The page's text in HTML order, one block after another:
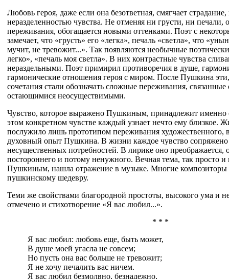
Любовь героя, даже если она безответная, смягчает
неразделенностью чувства. Не отменяя ни грусти, ни печали,
переживания, обогащается новыми оттенками. Поэт с
замечает, что «грусть» его «легка», печаль «светла», что
мучит, не тревожит...». Так появляются необычные
легко», «печаль моя светла». В них контрастные чувства
нераздельными. Поэт примирил противоречия в душе,
гармонические отношения героя с миром. После Пушкина
сочетания стали обозначать сложные переживания,
остающимися неосуществимыми.
Чувство, которое выражено Пушкиным, принадлежит именно
этом конкретном чувстве каждый узнает нечто ему близкое.
послужило лишь прототипом переживания художественного,
духовный опыт Пушкина. В жизни каждое чувство сопряжено
несущественных потребностей. В лирике оно преображается,
постороннего и потому ненужного. Вечная тема, так просто и
Пушкиным, нашла отражение в музыке. Многие композиторы
пушкинскому шедевру.
Теми же свойствами благородной простоты, высокого ума и
отмечено и стихотворение «Я вас любил...».
* * *
Я вас любил: любовь еще, быть может,
В душе моей угасла не совсем;
Но пусть она вас больше не тревожит;
Я не хочу печалить вас ничем.
Я вас любил безмолвно, безнадежно,